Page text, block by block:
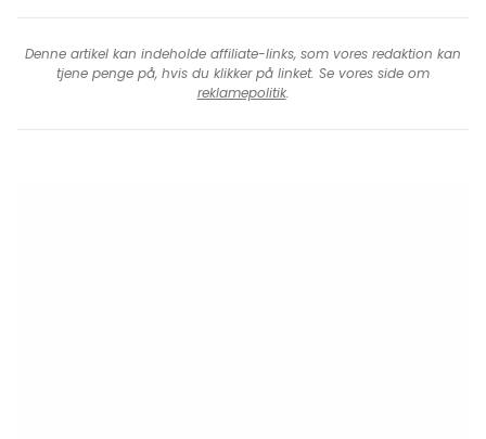
Denne artikel kan indeholde affiliate-links, som vores redaktion kan
tjene penge på, hvis du klikker på linket. Se vores side om
reklamepolitik.